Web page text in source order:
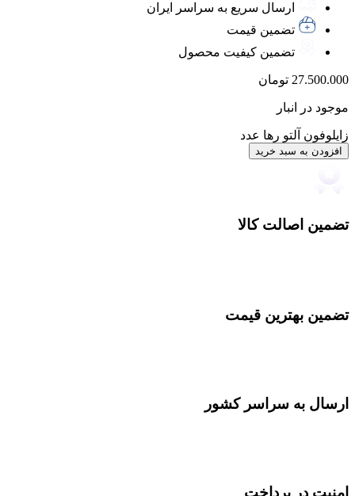
ارسال سریع به سراسر ایران
تضمین قیمت
تضمین کیفیت محصول
27.500.000 تومان
موجود در انبار
زایلوفون آلتو رها عدد
افزودن به سبد خرید
تضمین اصالت کالا
تضمین بهترین قیمت
ارسال به سراسر کشور